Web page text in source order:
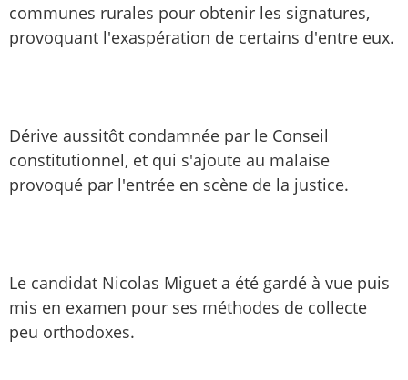
communes rurales pour obtenir les signatures,
provoquant l'exaspération de certains d'entre eux.
Dérive aussitôt condamnée par le Conseil
constitutionnel, et qui s'ajoute au malaise
provoqué par l'entrée en scène de la justice.
Le candidat Nicolas Miguet a été gardé à vue puis
mis en examen pour ses méthodes de collecte
peu orthodoxes.